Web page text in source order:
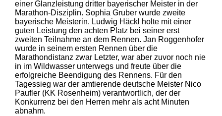
einer Glanzleistung dritter bayerischer Meister in der
Marathon-Disziplin. Sophia Gruber wurde zweite
bayerische Meisterin. Ludwig Häckl holte mit einer
guten Leistung den achten Platz bei seiner erst
zweiten Teilnahme an dem Rennen. Jan Roggenhofer
wurde in seinem ersten Rennen über die
Marathondistanz zwar Letzter, war aber zuvor noch nie
in im Wildwasser unterwegs und freute über die
erfolgreiche Beendigung des Rennens. Für den
Tagessieg war der amtierende deutsche Meister Nico
Paufler (KK Rosenheim) verantwortlich, der der
Konkurrenz bei den Herren mehr als acht Minuten
abnahm.